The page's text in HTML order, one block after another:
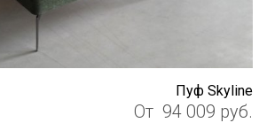
Пуф Skyline
От 94 009 руб.